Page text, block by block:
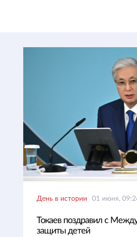
День в истории 01 июня,
Токаев поздравил с
защиты детей